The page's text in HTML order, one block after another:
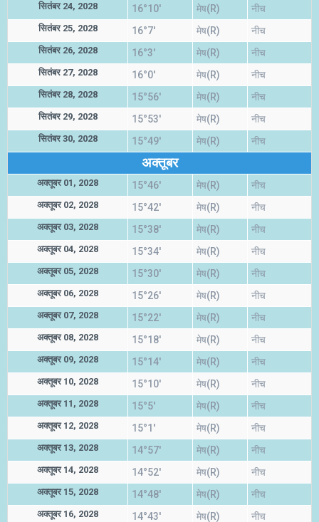
सितंबर 24, 2028 16°10' मेष(R) नीच
सितंबर 25, 2028 16°7' मेष(R) नीच
सितंबर 26, 2028 16°3' मेष(R) नीच
सितंबर 27, 2028 16°0' मेष(R) नीच
सितंबर 28, 2028 15°56' मेष(R) नीच
सितंबर 29, 2028 15°53' मेष(R) नीच
सितंबर 30, 2028 15°49' मेष(R) नीच
अक्तूबर
अक्तूबर 01, 2028 15°46' मेष(R) नीच
अक्तूबर 02, 2028 15°42' मेष(R) नीच
अक्तूबर 03, 2028 15°38' मेष(R) नीच
अक्तूबर 04, 2028 15°34' मेष(R) नीच
अक्तूबर 05, 2028 15°30' मेष(R) नीच
अक्तूबर 06, 2028 15°26' मेष(R) नीच
अक्तूबर 07, 2028 15°22' मेष(R) नीच
अक्तूबर 08, 2028 15°18' मेष(R) नीच
अक्तूबर 09, 2028 15°14' मेष(R) नीच
अक्तूबर 10, 2028 15°10' मेष(R) नीच
अक्तूबर 11, 2028 15°5' मेष(R) नीच
अक्तूबर 12, 2028 15°1' मेष(R) नीच
अक्तूबर 13, 2028 14°57' मेष(R) नीच
अक्तूबर 14, 2028 14°52' मेष(R) नीच
अक्तूबर 15, 2028 14°48' मेष(R) नीच
अक्तूबर 16, 2028 14°43' मेष(R) नीच